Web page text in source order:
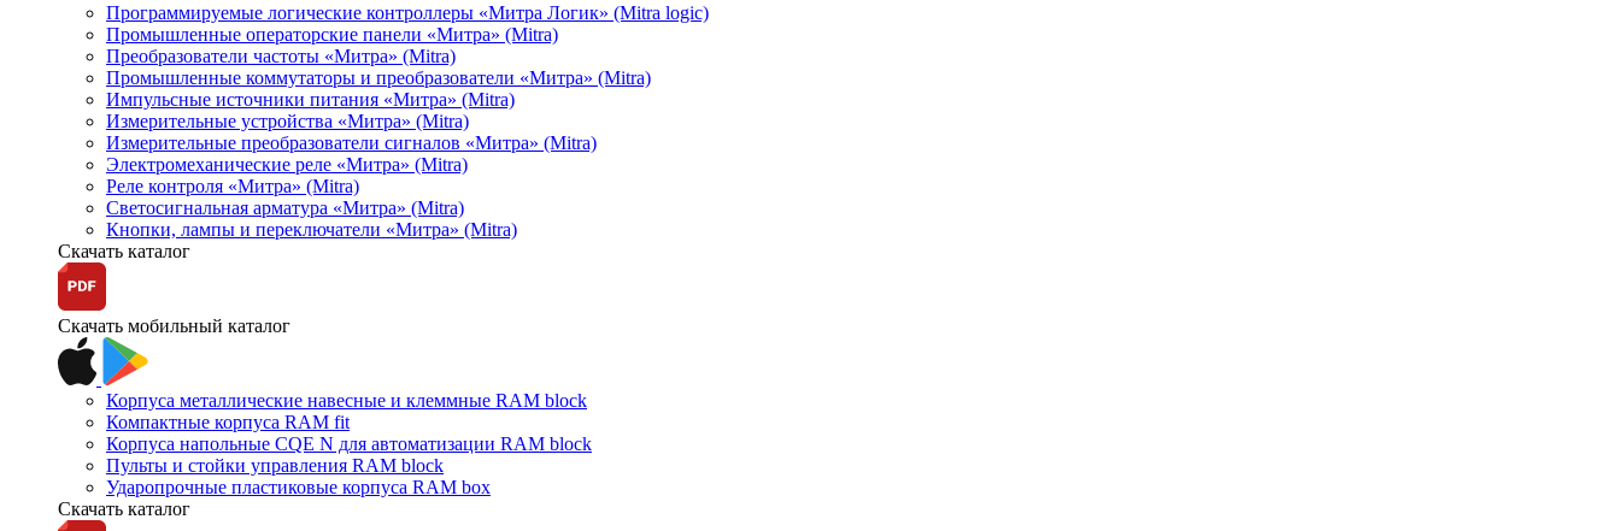
Программируемые логические контроллеры «Митра Логик» (Mitra logic)
Промышленные операторские панели «Митра» (Mitra)
Преобразователи частоты «Митра» (Mitra)
Промышленные коммутаторы и преобразователи «Митра» (Mitra)
Импульсные источники питания «Митра» (Mitra)
Измерительные устройства «Митра» (Mitra)
Измерительные преобразователи сигналов «Митра» (Mitra)
Электромеханические реле «Митра» (Mitra)
Реле контроля «Митра» (Mitra)
Светосигнальная арматура «Митра» (Mitra)
Кнопки, лампы и переключатели «Митра» (Mitra)
Скачать каталог
Скачать мобильный каталог
Корпуса металлические навесные и клеммные RAM block
Компактные корпуса RAM fit
Корпуса напольные CQE N для автоматизации RAM block
Пульты и стойки управления RAM block
Ударопрочные пластиковые корпуса RAM box
Скачать каталог